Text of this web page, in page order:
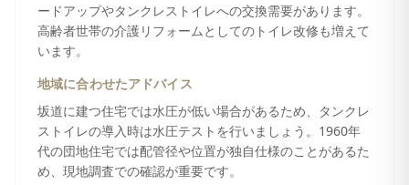
ードアップやタンクレストイレへの交換需要があります。
高齢者世帯の介護リフォームとしてのトイレ改修も増えて
います。
地域に合わせたアドバイス
坂道に建つ住宅では水圧が低い場合があるため、タンクレ
ストイレの導入時は水圧テストを行いましょう。1960年
代の団地住宅では配管径や位置が独自仕様のことがあるた
め、現地調査での確認が重要です。